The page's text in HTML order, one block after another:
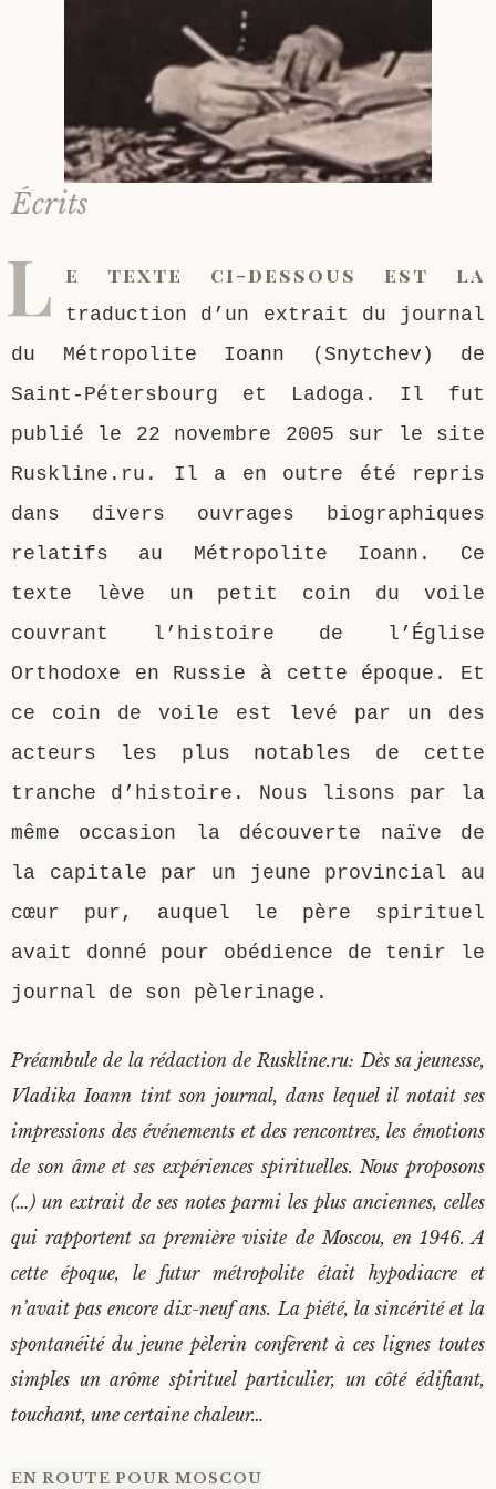
Saint Sophrony l’Athonite
Sainte Xenia
Sainte Matrone de Moscou
Staritsa Marie Makovkine
Natalia de Vyritsa
Staritsa Anastasia
Archimandrite Lazare (Abachidzé)
Geronda Arsenios le Spiléote
Gerondissa Makrina (Vassopoulou)
Père Héliodore
Écrits
L e texte ci-dessous est la
traduction d’un extrait du journal
du Métropolite Ioann (Snytchev) de
Saint-Pétersbourg et Ladoga. Il fut
publié le 22 novembre 2005 sur le site
Ruskline.ru. Il a en outre été repris
dans divers ouvrages biographiques
relatifs au Métropolite Ioann. Ce
texte lève un petit coin du voile
couvrant l’histoire de l’Église
Orthodoxe en Russie à cette époque. Et
ce coin de voile est levé par un des
acteurs les plus notables de cette
tranche d’histoire. Nous lisons par la
même occasion la découverte naïve de
la capitale par un jeune provincial au
cœur pur, auquel le père spirituel
avait donné pour obédience de tenir le
journal de son pèlerinage.
Préambule de la rédaction de Ruskline.ru: Dès sa jeunesse,
Vladika Ioann tint son journal, dans lequel il notait ses
impressions des événements et des rencontres, les émotions
de son âme et ses expériences spirituelles. Nous proposons
(…) un extrait de ses notes parmi les plus anciennes, celles
qui rapportent sa première visite de Moscou, en 1946. A
cette époque, le futur métropolite était hypodiacre et
n’avait pas encore dix-neuf ans. La piété, la sincérité et la
spontanéité du jeune pèlerin confèrent à ces lignes toutes
simples un arôme spirituel particulier, un côté édifiant,
touchant, une certaine chaleur…
EN ROUTE POUR MOSCOU